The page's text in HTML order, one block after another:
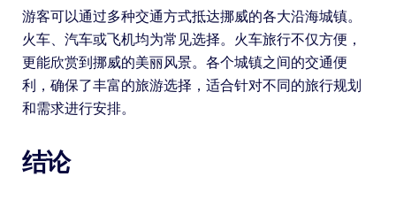
游客可以通过多种交通方式抵达挪威的各大沿海城镇。
火车、汽车或飞机均为常见选择。火车旅行不仅方便，
更能欣赏到挪威的美丽风景。各个城镇之间的交通便
利，确保了丰富的旅游选择，适合针对不同的旅行规划
和需求进行安排。
结论